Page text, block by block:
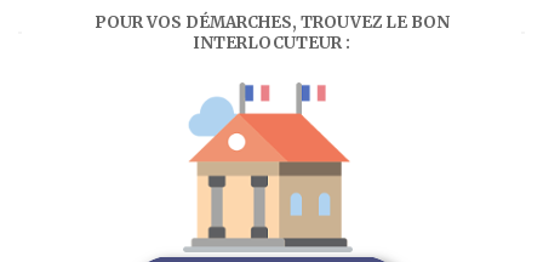
POUR VOS DÉMARCHES, TROUVEZ LE BON
INTERLOCUTEUR :